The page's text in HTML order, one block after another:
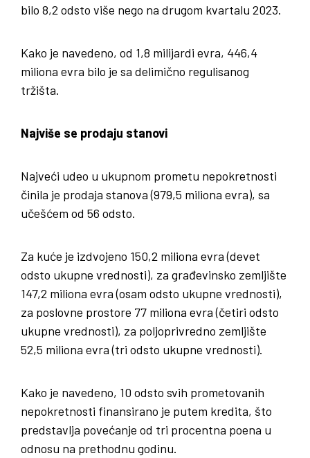
bilo 8,2 odsto više nego na drugom kvartalu 2023.
Kako je navedeno, od 1,8 milijardi evra, 446,4
miliona evra bilo je sa delimično regulisanog
tržišta.
Najviše se prodaju stanovi
Najveći udeo u ukupnom prometu nepokretnosti
činila je prodaja stanova (979,5 miliona evra), sa
učešćem od 56 odsto.
Za kuće je izdvojeno 150,2 miliona evra (devet
odsto ukupne vrednosti), za građevinsko zemljište
147,2 miliona evra (osam odsto ukupne vrednosti),
za poslovne prostore 77 miliona evra (četiri odsto
ukupne vrednosti), za poljoprivredno zemljište
52,5 miliona evra (tri odsto ukupne vrednosti).
Kako je navedeno, 10 odsto svih prometovanih
nepokretnosti finansirano je putem kredita, što
predstavlja povećanje od tri procentna poena u
odnosu na prethodnu godinu.